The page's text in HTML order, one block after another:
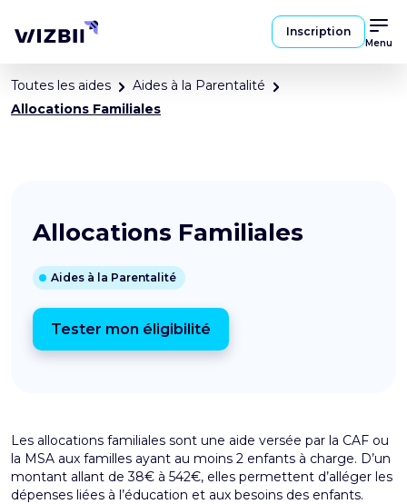
Inscription
Menu
Toutes les aides
Aides à la Parentalité
Allocations Familiales
Allocations Familiales
Aides à la Parentalité
Tester mon éligibilité
Les allocations familiales sont une aide versée par la CAF ou
la MSA aux familles ayant au moins 2 enfants à charge. D’un
montant allant de 38€ à 542€, elles permettent d’alléger les
dépenses liées à l’éducation et aux besoins des enfants.